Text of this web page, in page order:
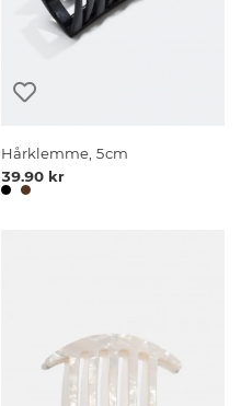
Hårklemme, 5cm
39.90 kr